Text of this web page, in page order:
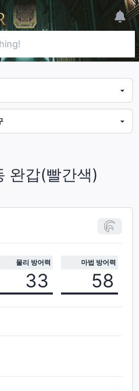
완갑(빨간색)
물리 방어력
33
마법 방어력
58